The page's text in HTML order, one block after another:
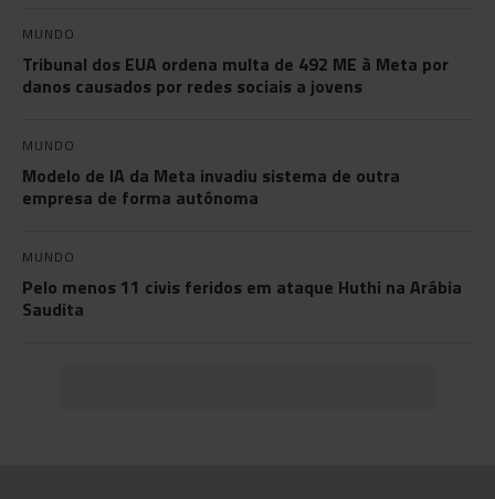
MUNDO
Tribunal dos EUA ordena multa de 492 ME à Meta por
danos causados por redes sociais a jovens
MUNDO
Modelo de IA da Meta invadiu sistema de outra
empresa de forma autónoma
MUNDO
Pelo menos 11 civis feridos em ataque Huthi na Arábia
Saudita